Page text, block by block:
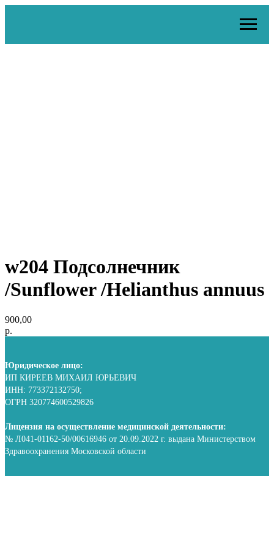
w204 Подсолнечник
/Sunflower /Helianthus annuus
900,00
р.
Юридическое лицо:
ИП КИРЕЕВ МИХАИЛ ЮРЬЕВИЧ
ИНН: 773372132750;
ОГРН 320774600529826
Лицензия на осуществление медицинской деятельности:
№ Л041-01162-50/00616946 от 20.09.2022 г. выдана Министерством
Здравоохранения Московской области